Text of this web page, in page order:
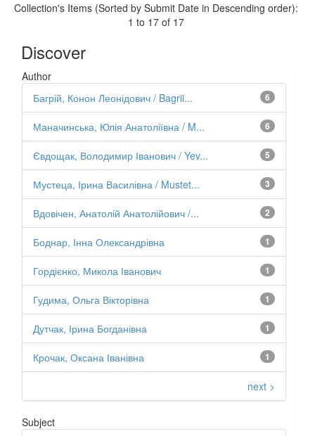
Collection's Items (Sorted by Submit Date in Descending order):
1 to 17 of 17
Discover
Author
6
Багрій, Конон Леонідович / Bagrii...
6
Маначинська, Юлія Анатоліївна / M...
5
Євдощак, Володимир Іванович / Yev...
3
Мустеца, Ірина Василівна / Mustet...
2
Вдовічен, Анатолій Анатолійович /...
1
Боднар, Інна Олександрівна
1
Гордієнко, Микола Іванович
1
Гудима, Ольга Вікторівна
1
Дутчак, Ірина Богданівна
1
Крочак, Оксана Іванівна
next >
Subject